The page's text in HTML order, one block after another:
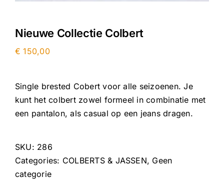
Nieuwe Collectie Colbert
€ 150,00
Single brested Cobert voor alle seizoenen. Je
kunt het colbert zowel formeel in combinatie met
een pantalon, als casual op een jeans dragen.
SKU: 286
Categories: COLBERTS & JASSEN, Geen
categorie